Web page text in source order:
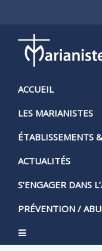
ACCUEIL
LES MARIANISTES
ÉTABLISSEMENTS
ACTUALITÉS
S’ENGAGER DANS
PRÉVENTION /